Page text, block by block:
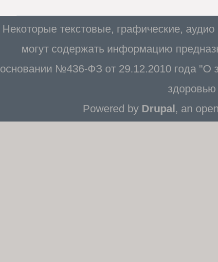
Некоторые текстовые, графические,
могут содержать информацию
основании №436-ФЗ от 29.12.2010 года "О
Powered by Drupal, an